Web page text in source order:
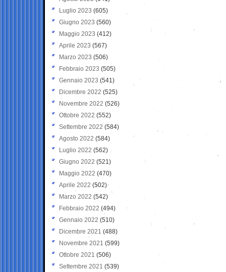
Luglio 2023 (605)
Giugno 2023 (560)
Maggio 2023 (412)
Aprile 2023 (567)
Marzo 2023 (506)
Febbraio 2023 (505)
Gennaio 2023 (541)
Dicembre 2022 (525)
Novembre 2022 (526)
Ottobre 2022 (552)
Settembre 2022 (584)
Agosto 2022 (584)
Luglio 2022 (562)
Giugno 2022 (521)
Maggio 2022 (470)
Aprile 2022 (502)
Marzo 2022 (542)
Febbraio 2022 (494)
Gennaio 2022 (510)
Dicembre 2021 (488)
Novembre 2021 (599)
Ottobre 2021 (506)
Settembre 2021 (539)